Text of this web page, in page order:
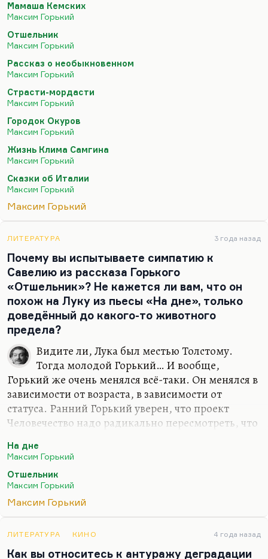
короткие повести и рассказы. Если брать
масштабные какие-то вещи, то «Самгина» надо
читать. Но назвать его художественной удачей я
не возьмусь. Когда-то отдельные читатели,
скажем, Гольдштейн, считали, что первые два с
половиной тома прекрасны в «Самгине». По-
моему, в «Самгине» все более или менее
одинаково, одинаково хорошо и в целом
невыносимо. Но читать «Самгина» надо. Из пьес
я люблю «Старика», но тоже он не…
Мамаша Кемских
Максим Горький
Отшельник
Максим Горький
Рассказ о необыкновенном
Максим Горький
Страсти-мордасти
Максим Горький
Городок Окуров
Максим Горький
Жизнь Клима Самгина
Максим Горький
Сказки об Италии
Максим Горький
Максим Горький
ЛИТЕРАТУРА 3 года назад
Почему вы испытываете симпатию к
Савелию из рассказа Горького
«Отшельник»? Не кажется ли вам, что он
похож на Луку из пьесы «На дне», только
доведённый до какого-то животного
предела?
Видите ли, Лука был местью Толстому.
Тогда молодой Горький… И вообще,
Горький же очень менялся всё-таки. Он менялся в
зависимости от возраста, в зависимости от
статуса. Ранний Горький уверен, что проект
Человечество надо радикально пересмотреть, что
убеждение сохранилось, но Горький
сорокалетний уже очень ценит материальную
культуру, коллекционирует китайские вазы,
наслаждается музеями. Он любит гораздо больше
уже не босяков, потому что босяки ему раньше
человечества. К босякам он охладел довольно
сильно, и теперь ему нравятся люди искусства,
На дне
Максим Горький
Отшельник
Максим Горький
Максим Горький
ЛИТЕРАТУРА КИНО 4 года назад
Как вы относитесь к антуражу деградации